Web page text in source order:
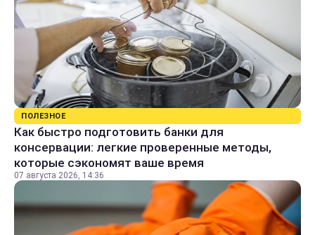
ПОЛЕЗНОЕ
Как быстро подготовить банки для
консервации: легкие проверенные методы,
которые сэкономят ваше время
07 августа 2026, 14:36